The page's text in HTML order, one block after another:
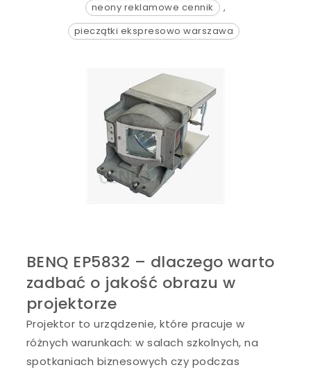
neony reklamowe cennik
,
pieczątki ekspresowo warszawa
BENQ EP5832 – dlaczego warto
zadbać o jakość obrazu w
projektorze
Projektor to urządzenie, które pracuje w
różnych warunkach: w salach szkolnych, na
spotkaniach biznesowych czy podczas